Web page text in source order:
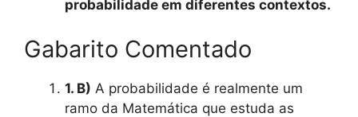
probabilidade em diferentes contextos.
Gabarito Comentado
1. B) A probabilidade é realmente um
ramo da Matemática que estuda as